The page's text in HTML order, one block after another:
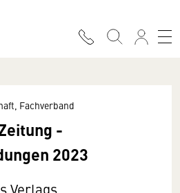
Fachverband
-
2023